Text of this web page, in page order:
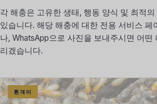
각 해충은 고유한 생태, 행동 양식 및 최적
있습니다. 해당 해충에 대한 전용 서비스 페
나, WhatsApp으로 사진을 보내주시면 어떤
리겠습니다.
흰개미